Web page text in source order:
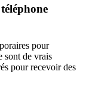
pour
sont de vrais
pour recevoir des